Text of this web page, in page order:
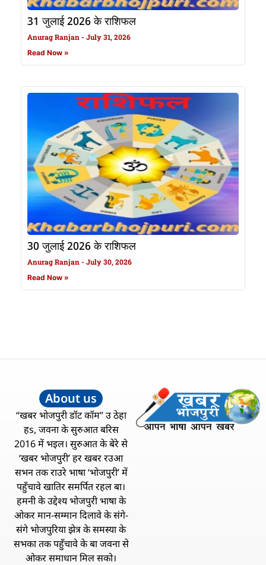
31 जुलाई 2026 के राशिफल
Anurag Ranjan July 31, 2026
Read Now »
30 जुलाई 2026 के राशिफल
Anurag Ranjan July 30, 2026
Read Now »
About us
“खबर भोजपुरी डॉट कॉम” उ ठेहा
हs, जवना के सुरुआत बरिस
2016 में भइल। सुरुआत के बेरे से
‘खबर भोजपुरी’ हर खबर रउआ
सभन तक राउरे भाषा ‘भोजपुरी’ में
पहुँचावे खातिर समर्पित रहल बा।
हमनी के उद्देश्य भोजपुरी भाषा के
ओकर मान-सम्मान दिलावे के संगे-
संगे भोजपुरिया झेत्र के समस्या के
सभका तक पहुँचावे के बा जवना से
ओकर समाधान मिल सको।